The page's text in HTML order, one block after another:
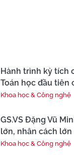
Hành trình kỳ tích
Toán học đầu tiên
Khoa học & Công nghệ
GS.VS Đặng Vũ
lớn, nhân cách lớn
Khoa học & Công nghệ